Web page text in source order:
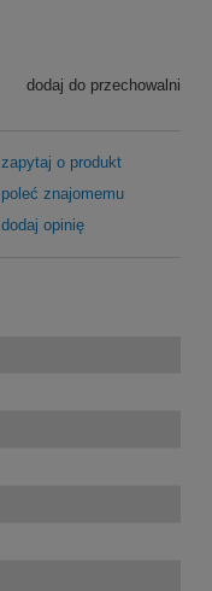
dodaj do przechowalni
zapytaj o produkt
poleć znajomemu
dodaj opinię